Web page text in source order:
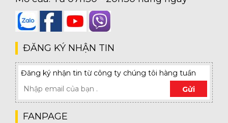
Nội Thất Phòng Ngủ Chung Cư Hiện Đại: Thiết Kế Đẹp &
Tiện Nghi
Khám phá những xu hướng nội thất phòng ngủ chung cư hiện đại với
thiết kế đẹp mắt và tiện nghi. Từ màu sắc, bố trí đến các mẫu tủ quần áo
thông minh, bài viết này sẽ giúp bạn tạo nên không gian sống lý..
ĐĂNG KÝ NHẬN TIN
Đăng ký nhận tin từ công ty chúng tôi hàng tuần
Gửi
FANPAGE